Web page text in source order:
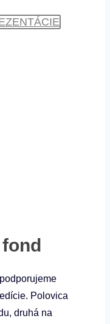
Polovica
druhá na